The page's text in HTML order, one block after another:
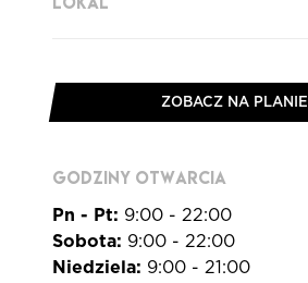
ZOBACZ NA PLANIE
GODZINY OTWARCIA
Pn - Pt: 9:00 - 22:00
Sobota: 9:00 - 22:00
Niedziela: 9:00 - 21:00